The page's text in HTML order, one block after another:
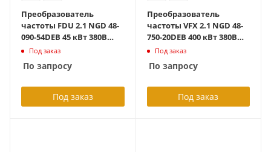
Преобразователь
частоты FDU 2.1 NGD 48-
090-54DEB 45 кВт 380В
IP54 с тормозным
Под заказ
По запросу
Под заказ
Преобразователь
частоты VFX 2.1 NGD 48-
750-20DEB 400 кВт 380В
IP20 с тормозным
Под заказ
По запросу
Под заказ